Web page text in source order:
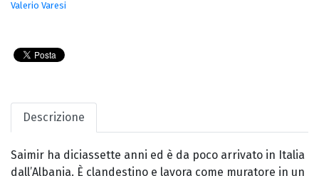
Valerio Varesi
Descrizione
Saimir ha diciassette anni ed è da poco arrivato in Italia
dall’Albania. È clandestino e lavora come muratore in un